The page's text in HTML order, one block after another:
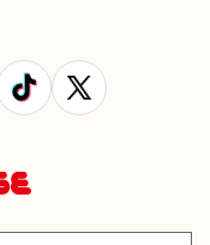
TikTok
X
(Twitter)